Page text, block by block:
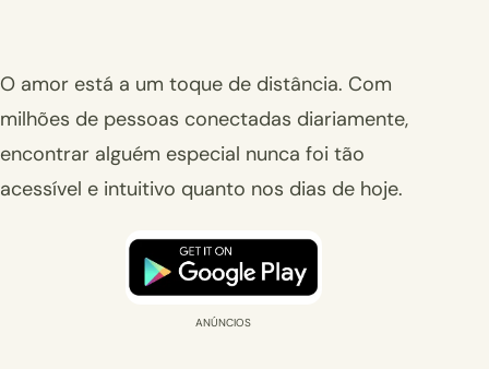
O amor está a um toque de distância. Com
milhões de pessoas conectadas diariamente,
encontrar alguém especial nunca foi tão
acessível e intuitivo quanto nos dias de hoje.
ANÚNCIOS